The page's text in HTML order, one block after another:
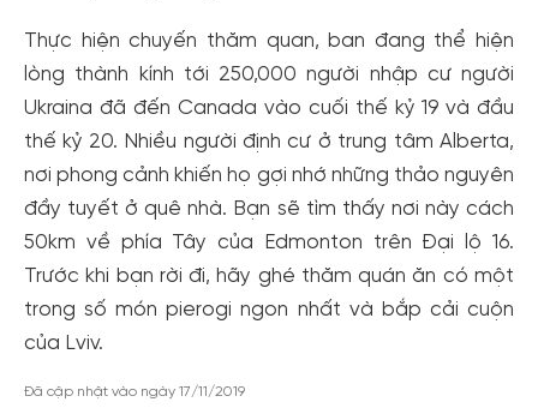
Thực hiện chuyến thăm quan, ban đang thể hiện
lòng thành kính tới 250,000 người nhập cư người
Ukraina đã đến Canada vào cuối thế kỷ 19 và đầu
thế kỷ 20. Nhiều người định cư ở trung tâm Alberta,
nơi phong cảnh khiến họ gợi nhớ những thảo nguyên
đầy tuyết ở quê nhà. Bạn sẽ tìm thấy nơi này cách
50km về phía Tây của Edmonton trên Đại lộ 16.
Trước khi bạn rời đi, hãy ghé thăm quán ăn có một
trong số món pierogi ngon nhất và bắp cải cuộn
của Lviv.
Đã cập nhật vào ngày 17/11/2019
Tạo tài khoản nhanh - nhận nhiều ưu
đãi!
Tạo tài khoản để có thể nhận ngay các ưu đãi hấp dẫn
dành cho thành viên đến từ các đối tác của Gody.vn dành
cho cộng đồng.
Đăng ký
Hoặc đăng nhập bằng